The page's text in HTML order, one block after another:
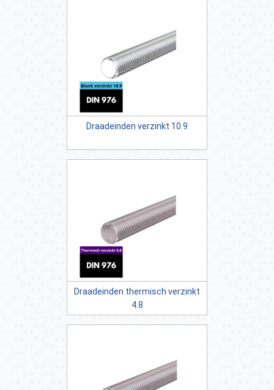
Draadeinden verzinkt 10.9
Draadeinden thermisch verzinkt
4.8